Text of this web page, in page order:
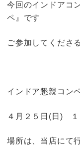
今回のインドアコ
ペ』です
ご参加してくださ
インドア懇親コン
４月２５日(日) １
場所は、当店にて